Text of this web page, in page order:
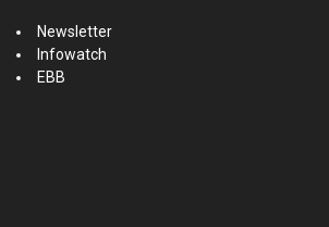
Newsletter
Infowatch
EBB